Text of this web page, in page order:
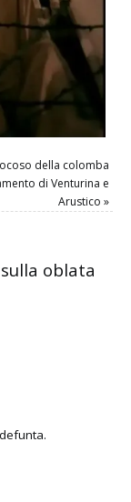
della colomba
di Venturina e
Arustico »
oblata